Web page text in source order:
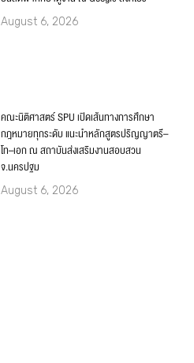
August 6, 2026
คณะนิติศาสตร์ SPU เปิดเส้นทางการศึกษา
กฎหมายทุกระดับ แนะนำหลักสูตรปริญญาตรี–
โท–เอก ณ สถาบันส่งเสริมงานสอบสวน
จ.นครปฐม
August 6, 2026